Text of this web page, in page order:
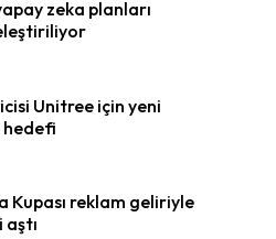
zeka planları
Unitree için yeni
hedefi
Kupası reklam geliriyle